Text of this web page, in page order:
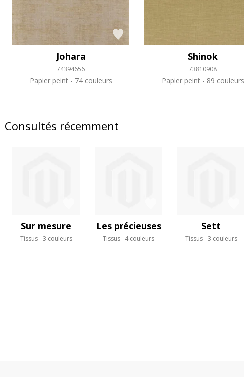
Johara
74394656
Papier peint 74 couleurs
Shinok
73810908
Papier peint 89 couleurs
Consultés récemment
Sur mesure
Tissus 3 couleurs
Les précieuses
Tissus 4 couleurs
Sett
Tissus 3 couleurs